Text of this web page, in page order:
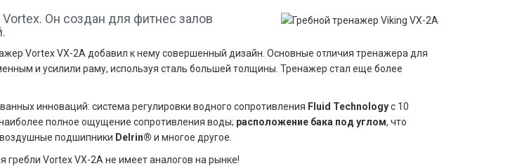
Он создан для фитнес залов
Vortex VX-2А добавил к нему совершенный дизайн. Основные отличия тренажера для
и усилили раму, используя сталь большей толщины. Тренажер стал еще более
инноваций: система регулировки водного сопротивления Fluid Technologyс 10
полное ощущение сопротивления воды; расположение бака под углом, что
подшипники Delrin® и многое другое.
Vortex VX-2А не имеет аналогов на рынке!